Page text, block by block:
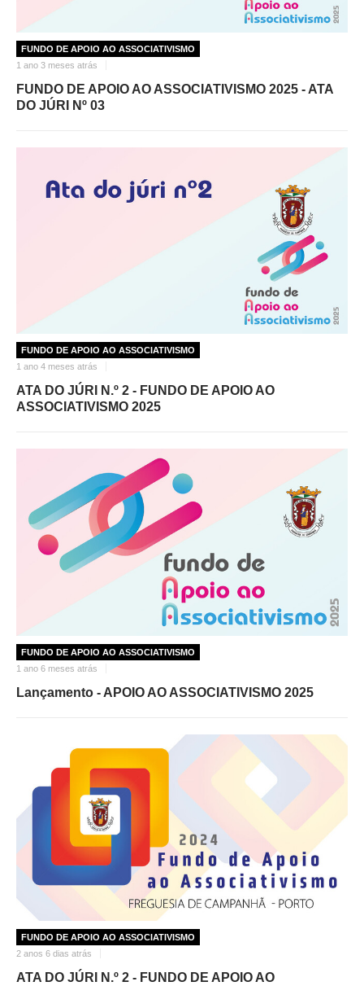
FUNDO DE APOIO AO ASSOCIATIVISMO
1 ano 3 meses atrás
FUNDO DE APOIO AO ASSOCIATIVISMO 2025 - ATA
DO JÚRI Nº 03
FUNDO DE APOIO AO ASSOCIATIVISMO
1 ano 4 meses atrás
ATA DO JÚRI N.º 2 - FUNDO DE APOIO AO
ASSOCIATIVISMO 2025
FUNDO DE APOIO AO ASSOCIATIVISMO
1 ano 6 meses atrás
Lançamento - APOIO AO ASSOCIATIVISMO 2025
FUNDO DE APOIO AO ASSOCIATIVISMO
2 anos 6 dias atrás
ATA DO JÚRI N.º 2 - FUNDO DE APOIO AO